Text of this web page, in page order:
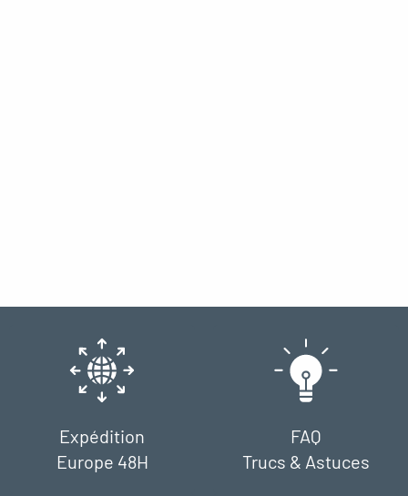
Expédition
Europe 48H
FAQ
Trucs & Astuces